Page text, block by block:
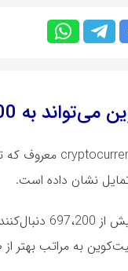
250،000 دلار برسد
بهتر از طلا عملکرد